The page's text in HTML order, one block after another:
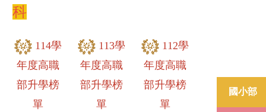
國小部
科
114學
年度高職
部升學榜
單
113學
年度高職
部升學榜
單
112學
年度高職
部升學榜
單